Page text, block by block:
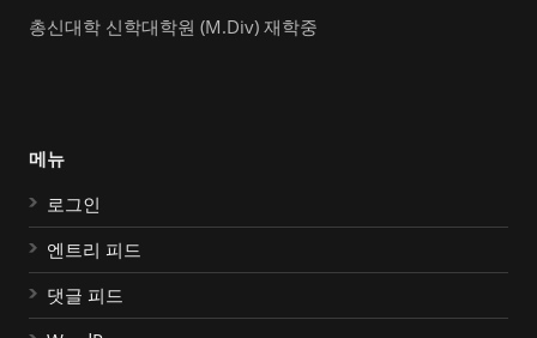
총신대학 신학대학원 (M.Div) 재학중
메뉴
로그인
엔트리 피드
댓글 피드